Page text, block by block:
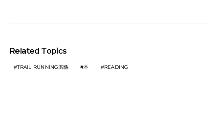
Related Topics
TRAIL RUNNING関係 本 READING